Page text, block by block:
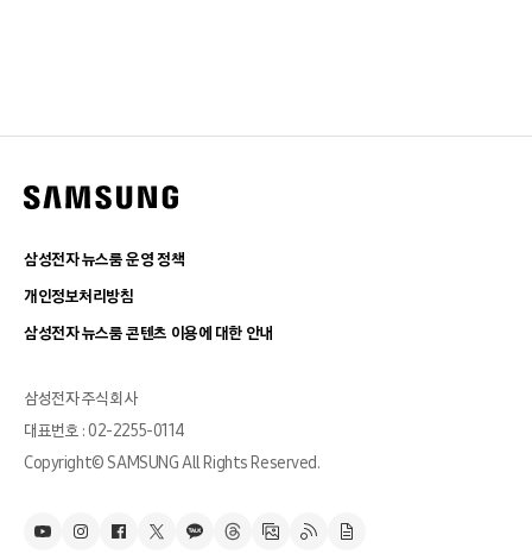
삼성전자 뉴스룸 운영 정책
개인정보처리방침
삼성전자 뉴스룸 콘텐츠 이용에 대한 안내
삼성전자 주식회사
대표번호 : 02-2255-0114
Copyright© SAMSUNG All Rights Reserved.